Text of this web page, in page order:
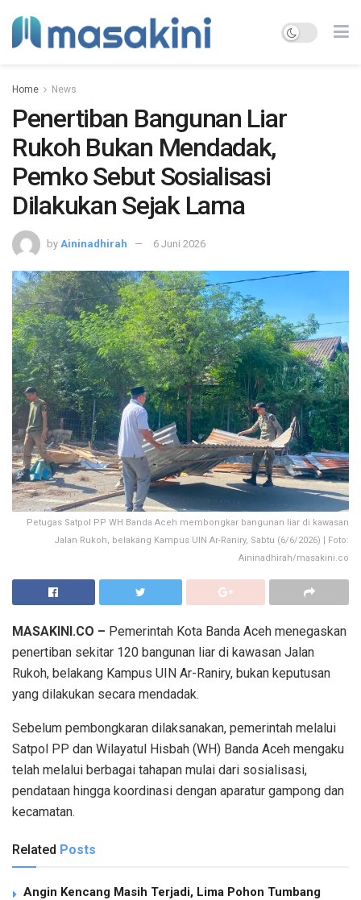
Home News
Penertiban Bangunan Liar
Rukoh Bukan Mendadak,
Pemko Sebut Sosialisasi
Dilakukan Sejak Lama
by Aininadhirah 6 Juni 2026
Petugas Satpol PP WH Banda Aceh membongkar bangunan liar di kawasan
Jalan Rukoh, belakang Kampus UIN Ar-Raniry, Sabtu (6/6/2026) | Foto:
Aininadhirah/masakini.co
MASAKINI.CO – Pemerintah Kota Banda Aceh menegaskan
penertiban sekitar 120 bangunan liar di kawasan Jalan
Rukoh, belakang Kampus UIN Ar-Raniry, bukan keputusan
yang dilakukan secara mendadak.
Sebelum pembongkaran dilaksanakan, pemerintah melalui
Satpol PP dan Wilayatul Hisbah (WH) Banda Aceh mengaku
telah melalui berbagai tahapan mulai dari sosialisasi,
pendataan hingga koordinasi dengan aparatur gampong dan
kecamatan.
Related Posts
Angin Kencang Masih Terjadi, Lima Pohon Tumbang